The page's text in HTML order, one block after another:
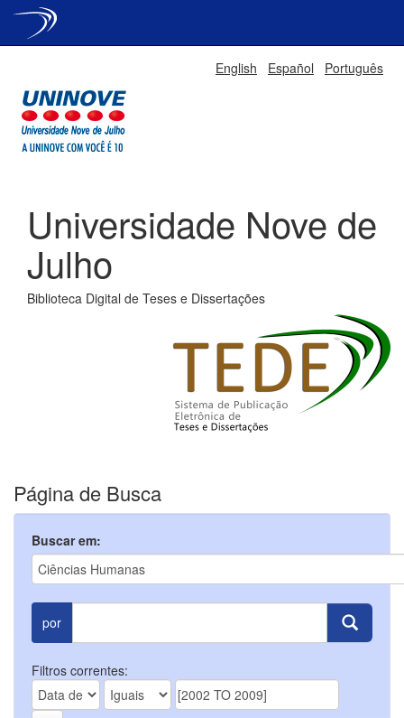
English Español Português
Universidade Nove de
Julho
Biblioteca Digital de Teses e Dissertações
Página de Busca
Buscar em:
por
Filtros correntes: